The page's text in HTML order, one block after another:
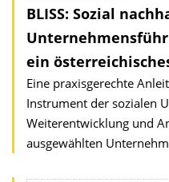
BLISS: Sozial
ein
Eine praxisgerechte
Instrument der sozialen
Weiterentwicklung und
ausgewählten